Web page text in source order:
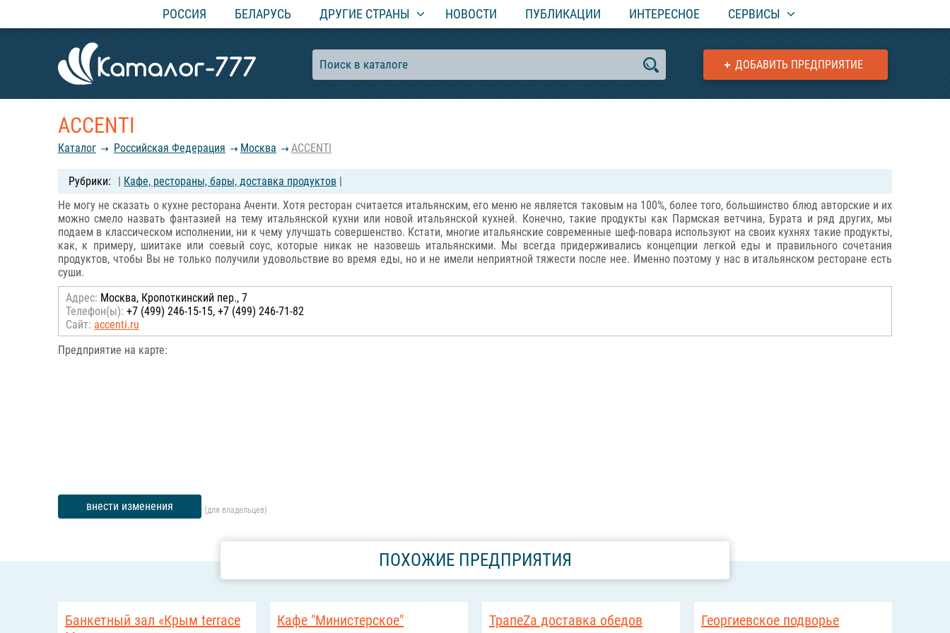
РОССИЯ БЕЛАРУСЬ ДРУГИЕ СТРАНЫ НОВОСТИ ПУБЛИКАЦИИ ИНТЕРЕСНОЕ СЕРВИСЫ
ДОБАВИТЬ ПРЕДПРИЯТИЕ
ACCENTI
Каталог Российcкая Федерация Москва ACCENTI
| Кафе, рестораны, бары, доставка продуктов |
Не могу не сказать о кухне ресторана Аченти. Хотя ресторан считается итальянским, его меню не является таковым на 100%, более того, большинство блюд авторские и их
можно смело назвать фантазией на тему итальянской кухни или новой итальянской кухней. Конечно, такие продукты как Пармская ветчина, Бурата и ряд других, мы
подаем в классическом исполнении, ни к чему улучшать совершенство. Кстати, многие итальянские современные шеф-повара используют на своих кухнях такие продукты,
как, к примеру, шиитаке или соевый соус, которые никак не назовешь итальянскими. Мы всегда придерживались концепции легкой еды и правильного сочетания
продуктов, чтобы Вы не только получили удовольствие во время еды, но и не имели неприятной тяжести после нее. Именно поэтому у нас в итальянском ресторане есть
суши.
Адрес: Москва, Кропоткинский пер., 7
Телефон(ы): +7 (499) 246-15-15, +7 (499) 246-71-82
Сайт: accenti.ru
Предприятие на карте:
внести изменения (для владельцев)
ПОХОЖИЕ ПРЕДПРИЯТИЯ
Банкетный зал «Крым terrace
Кафе "Министерское" ТрапеZа доставка обедов Георгиевское подворье